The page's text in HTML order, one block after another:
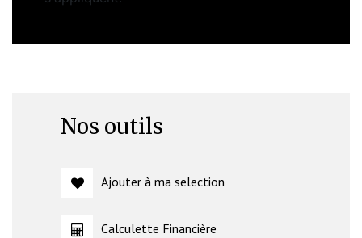
Nos outils
Ajouter à ma selection
Calculette Financière